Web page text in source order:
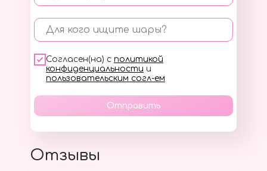
Для кого ищите шары?
Согласен(на) с политикой
конфиденциальности и
пользовательским согл-ем
Отправить
Отзывы